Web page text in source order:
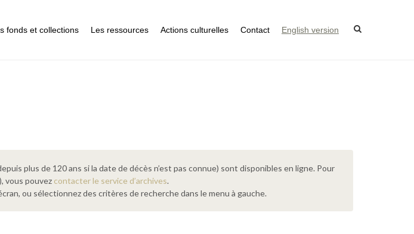
fonds et collections Les ressources Actions culturelles Contact English version
plus de 120 ans si la date de décès n’est pas connue) sont disponibles en ligne. Pour
vous pouvez contacter le service d’archives.
ou sélectionnez des critères de recherche dans le menu à gauche.